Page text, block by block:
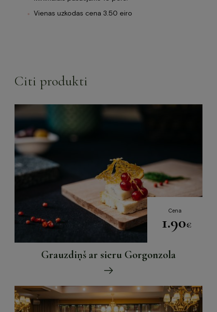
Vienas uzkodas cena 3.50 eiro
Citi produkti
Cena
1.90€
Grauzdiņš ar sieru Gorgonzola